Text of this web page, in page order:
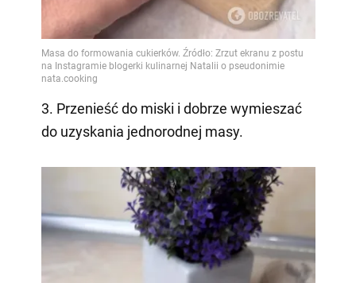
3. Przenieść do miski i dobrze wymieszać
do uzyskania jednorodnej masy.